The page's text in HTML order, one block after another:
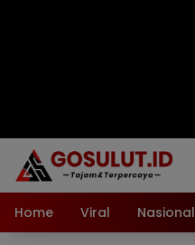
Home Viral Nasional